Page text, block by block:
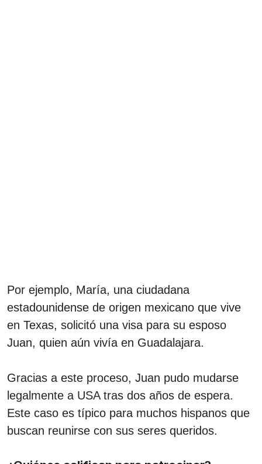
Por ejemplo, María, una ciudadana
estadounidense de origen mexicano que vive
en Texas, solicitó una visa para su esposo
Juan, quien aún vivía en Guadalajara.
Gracias a este proceso, Juan pudo mudarse
legalmente a USA tras dos años de espera.
Este caso es típico para muchos hispanos que
buscan reunirse con sus seres queridos.